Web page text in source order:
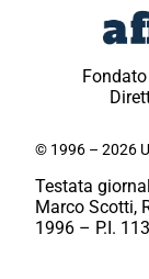
© 1996 – 2026
Testata
Marco Scotti,
1996 – P.I.